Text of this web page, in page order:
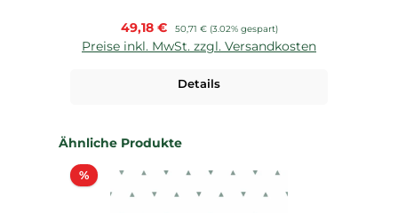
Verkaufspreis:
49,18 € Regulärer Preis:
50,71 € (3.02% gespart)
Preise inkl. MwSt. zzgl. Versandkosten
Details
Produktgalerie überspringen
Ähnliche Produkte
%Rabatt